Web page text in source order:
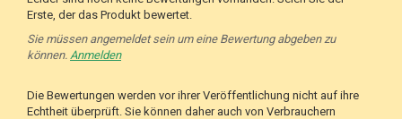
Erste, der das Produkt bewertet.
Sie müssen angemeldet sein um eine Bewertung abgeben zu
können. Anmelden
Die Bewertungen werden vor ihrer Veröffentlichung nicht auf ihre
Echtheit überprüft. Sie können daher auch von Verbrauchern